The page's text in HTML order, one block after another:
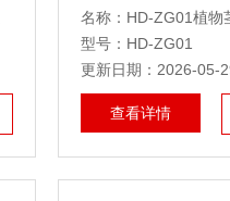
名称：HD-ZG01植物
型号：HD-ZG01
更新日期：2026-05-
查看详情